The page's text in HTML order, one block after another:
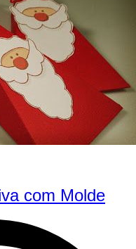
com Molde